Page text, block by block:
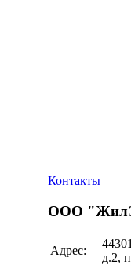
Контакты
ООО
Адрес:
д.2,